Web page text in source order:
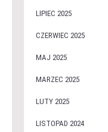
LIPIEC 2025
CZERWIEC 2025
MAJ 2025
MARZEC 2025
LUTY 2025
LISTOPAD 2024